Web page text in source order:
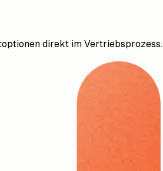
direkt im Vertriebsprozess.